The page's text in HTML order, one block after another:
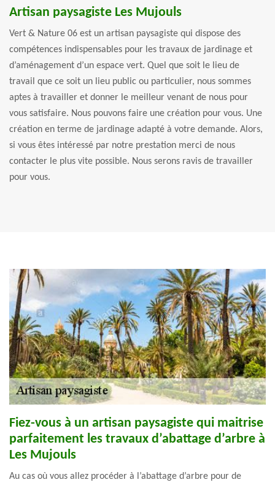
Artisan paysagiste Les Mujouls
Vert & Nature 06 est un artisan paysagiste qui dispose des
compétences indispensables pour les travaux de jardinage et
d’aménagement d’un espace vert. Quel que soit le lieu de
travail que ce soit un lieu public ou particulier, nous sommes
aptes à travailler et donner le meilleur venant de nous pour
vous satisfaire. Nous pouvons faire une création pour vous. Une
création en terme de jardinage adapté à votre demande. Alors,
si vous êtes intéressé par notre prestation merci de nous
contacter le plus vite possible. Nous serons ravis de travailler
pour vous.
Fiez-vous à un artisan paysagiste qui maitrise
parfaitement les travaux d’abattage d’arbre à
Les Mujouls
Au cas où vous allez procéder à l’abattage d’arbre pour de